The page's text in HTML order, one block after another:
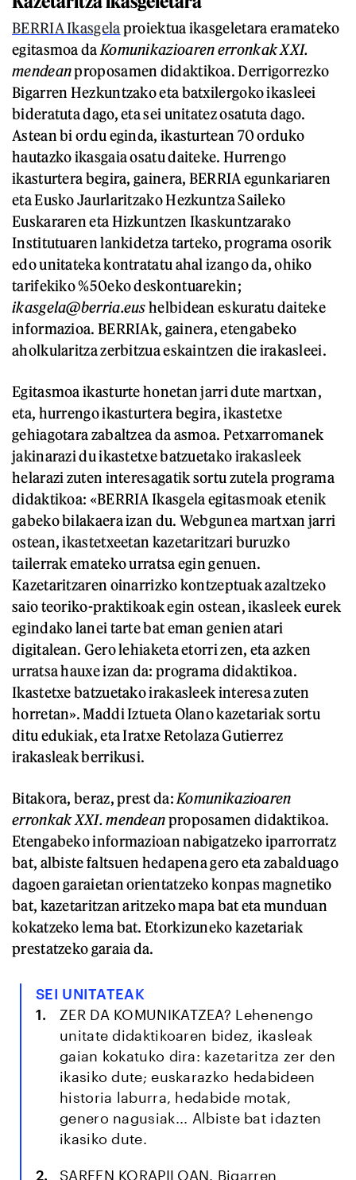
BERRIA Ikasgelaproiektua ikasgeletara eramateko
egitasmoa da Komunikazioaren erronkak XXI.
mendeanproposamen didaktikoa. Derrigorrezko
Bigarren Hezkuntzako eta batxilergoko ikasleei
bideratuta dago, eta sei unitatez osatuta dago.
Astean bi ordu eginda, ikasturtean 70 orduko
hautazko ikasgaia osatu daiteke. Hurrengo
ikasturtera begira, gainera, BERRIA egunkariaren
eta Eusko Jaurlaritzako Hezkuntza Saileko
Euskararen eta Hizkuntzen Ikaskuntzarako
Institutuaren lankidetza tarteko, programa osorik
edo unitateka kontratatu ahal izango da, ohiko
tarifekiko %50eko deskontuarekin;
ikasgela@berria.eushelbidean eskuratu daiteke
informazioa. BERRIAk, gainera, etengabeko
aholkularitza zerbitzua eskaintzen die irakasleei.
Egitasmoa ikasturte honetan jarri dute martxan,
eta, hurrengo ikasturtera begira, ikastetxe
gehiagotara zabaltzea da asmoa. Petxarromanek
jakinarazi du ikastetxe batzuetako irakasleek
helarazi zuten interesagatik sortu zutela programa
didaktikoa: «BERRIA Ikasgela egitasmoak etenik
gabeko bilakaera izan du. Webgunea martxan jarri
ostean, ikastetxeetan kazetaritzari buruzko
tailerrak emateko urratsa egin genuen.
Kazetaritzaren oinarrizko kontzeptuak azaltzeko
saio teoriko-praktikoak egin ostean, ikasleek eurek
egindako lanei tarte bat eman genien atari
digitalean. Gero lehiaketa etorri zen, eta azken
urratsa hauxe izan da: programa didaktikoa.
Ikastetxe batzuetako irakasleek interesa zuten
horretan». Maddi Iztueta Olano kazetariak sortu
ditu edukiak, eta Iratxe Retolaza Gutierrez
irakasleak berrikusi.
Bitakora, beraz, prest da: Komunikazioaren
erronkak XXI. mendeanproposamen didaktikoa.
Etengabeko informazioan nabigatzeko iparrorratz
bat, albiste faltsuen hedapena gero eta zabalduago
dagoen garaietan orientatzeko konpas magnetiko
bat, kazetaritzan aritzeko mapa bat eta munduan
kokatzeko lema bat. Etorkizuneko kazetariak
prestatzeko garaia da.
SEI UNITATEAK
ZER DA KOMUNIKATZEA? Lehenengo
unitate didaktikoaren bidez, ikasleak
gaian kokatuko dira: kazetaritza zer den
ikasiko dute; euskarazko hedabideen
historia laburra, hedabide motak,
genero nagusiak... Albiste bat idazten
ikasiko dute.
SAREEN KORAPILOAN. Bigarren